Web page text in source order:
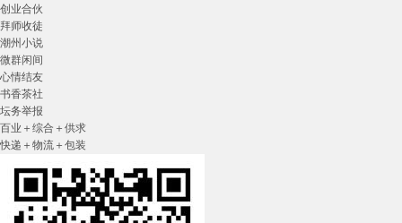
创业合伙
拜师收徒
潮州小说
微群闲间
心情结友
书香茶社
坛务举报
百业＋综合＋供求
快递＋物流＋包装